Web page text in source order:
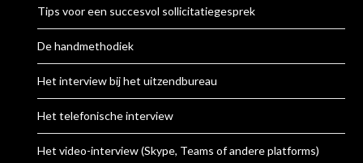
Tips voor een succesvol sollicitatiegesprek
De handmethodiek
Het interview bij het uitzendbureau
Het telefonische interview
Het video-interview (Skype, Teams of andere platforms)